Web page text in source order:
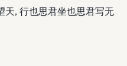
天, 行也思君坐也思君写无